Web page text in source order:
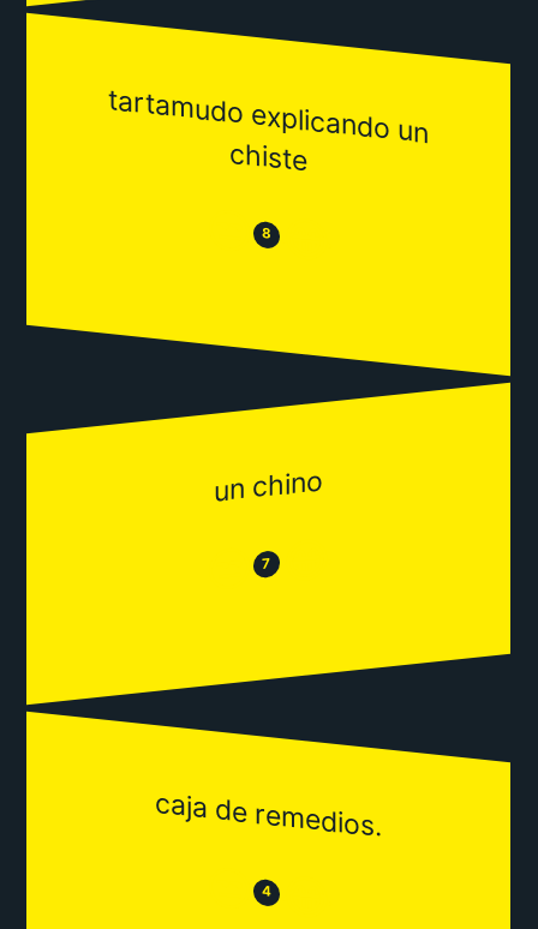
tartam
udo explicando un
chiste
😒 8 😂
un chino
😒 7 😂
caja de remedios.
😒 4 😂